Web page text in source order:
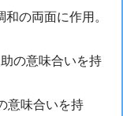
の両面に作用。
の意味合いを持
意味合いを持